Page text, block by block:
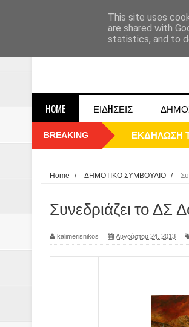
HOME ΕΙΔHΣΕΙΣ
BREAKING ΕΚΔΗΛΩΣΗ
ΠΑΡΕ΄ΛΑΣΗ
ΝΟΕΜΒΡΙΟΣ
Home / ΔΗΜΟΤΙΚΟ ΣΥΜΒΟΥΛΙΟ /
Συνεδριάζει το ΔΣ
kalimerisnikos Αυγούστου 24, 2013
This site uses
are shared with
statistics, and to